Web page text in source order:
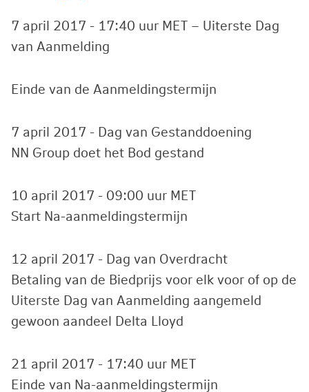
7 april 2017 - 17:40 uur MET – Uiterste Dag
van Aanmelding
Einde van de Aanmeldingstermijn
7 april 2017 - Dag van Gestanddoening
NN Group doet het Bod gestand
10 april 2017 - 09:00 uur MET
Start Na-aanmeldingstermijn
12 april 2017 - Dag van Overdracht
Betaling van de Biedprijs voor elk voor of op de
Uiterste Dag van Aanmelding aangemeld
gewoon aandeel Delta Lloyd
21 april 2017 - 17:40 uur MET
Einde van Na-aanmeldingstermijn